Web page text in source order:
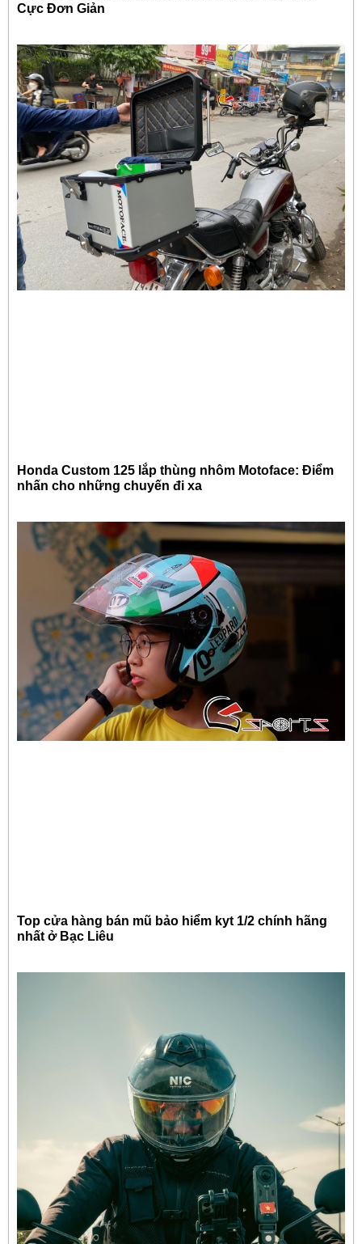
Cực Đơn Giản
Honda Custom 125 lắp thùng nhôm Motoface: Điểm
nhấn cho những chuyến đi xa
Top cửa hàng bán mũ bảo hiểm kyt 1/2 chính hãng
nhất ở Bạc Liêu